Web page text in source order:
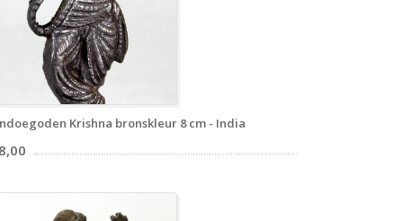
Krishna bronskleur 8 cm - India